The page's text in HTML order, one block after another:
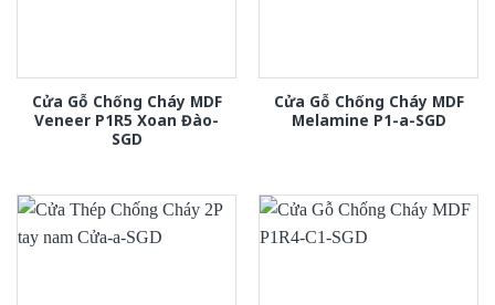
Cửa Gỗ Chống Cháy MDF
Veneer P1R5 Xoan Đào-
SGD
Cửa Gỗ Chống Cháy MDF
Melamine P1-a-SGD